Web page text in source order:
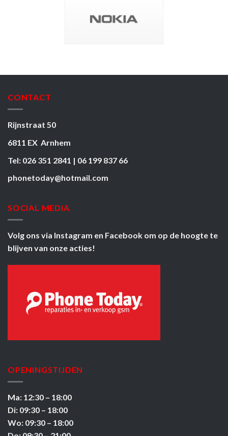
CONTACT
Rijnstraat 50
6811 EX Arnhem
Tel: 026 351 2841 | 06 199 837 66
phonetoday@hotmail.com
SOCIAL MEDIA
Volg ons via Instagram en Facebook om op de hoogte te
blijven van onze acties!
OPENINGSTIJDEN
Ma: 12:30 – 18:00
Di: 09:30 – 18:00
Wo: 09:30 – 18:00